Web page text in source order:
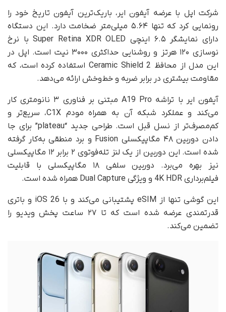
شرکت اپل با عرضه آیفون ایر، باریک‌ترین آیفون تاریخ خود را
رونمایی کرد که تنها ۵.۶۴ میلی‌متر ضخامت دارد. این دستگاه
دارای نمایشگر ۶.۵ اینچی Super Retina XDR OLED با نرخ
نوسازی ۱۲۰ هرتز و روشنایی حداکثری ۳۰۰۰ نیت است. اپل در
این مدل از محافظ Ceramic Shield 2 استفاده کرده است، که
مقاومت بیشتری در برابر ضربه و خط‌وخش ارائه می‌دهد.
آیفون ایر با تراشه A19 Pro مبتنی بر فناوری ۳ نانومتری کار
می‌کند و عملکرد شبکه آن به همراه مودم C1X، سریع‌تر و
کم‌مصرف‌تر از نسل قبل است. طراحی جدید “plateau” برای جا
دادن دوربین ۴۸ مگاپیکسلی Fusion و برد منطقی به‌کار گرفته
شده است. این دوربین از یک لنز تله‌فوتوی ۲ برابر ۱۲ مگاپیکسلی
نیز بهره می‌برد. دوربین سلفی ۱۸ مگاپیکسلی با قابلیت
فیلم‌برداری 4K HDR و ویژگی Dual Capture همراه شده است.
این گوشی تنها از eSIM پشتیبانی می‌کند و با iOS 26 و باتری
قدرتمندی عرضه شده است که تا ۲۷ ساعت پخش ویدیو را
تضمین می‌کند.